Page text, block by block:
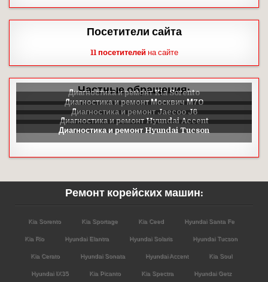
Посетители сайта
11 посетителейна сайте
Частные обращения:
Ремонт корейских машин:
Kia Sorento Kia Sportage Kia Ceed Hyundai Santa Fe
Kia Rio Hyundai Elantra Hyundai Solaris Hyundai Tucson
Kia Cerato Hyundai Sonata Hyundai Accent Kia Soul
Hyundai IX35 Kia Picanto Kia Spectra Hyundai Getz